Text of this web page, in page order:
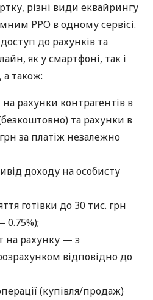
різні види еквайрингу
РРО в одному сервісі.
до рахунків та
як у смартфоні, так і
а також:
рахунки контрагентів в
та рахунки в
за платіж незалежно
доходу на особисту
готівки до 30 тис. грн
0.75%);
на рахунку — з
відповідно до
(купівля/продаж)